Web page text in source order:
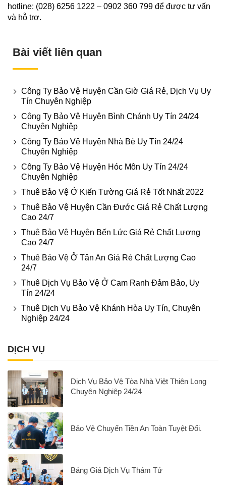
hotline: (028) 6256 1222 – 0902 360 799 để được tư vấn
và hỗ trợ.
Bài viết liên quan
Công Ty Bảo Vệ Huyện Cần Giờ Giá Rẻ, Dịch Vụ Uy
Tín Chuyên Nghiệp
Công Ty Bảo Vệ Huyện Bình Chánh Uy Tín 24/24
Chuyên Nghiệp
Công Ty Bảo Vệ Huyện Nhà Bè Uy Tín 24/24
Chuyên Nghiệp
Công Ty Bảo Vệ Huyện Hóc Môn Uy Tín 24/24
Chuyên Nghiệp
Thuê Bảo Vệ Ở Kiến Tường Giá Rẻ Tốt Nhất 2022
Thuê Bảo Vệ Huyện Cần Đước Giá Rẻ Chất Lượng
Cao 24/7
Thuê Bảo Vệ Huyện Bến Lức Giá Rẻ Chất Lượng
Cao 24/7
Thuê Bảo Vệ Ở Tân An Giá Rẻ Chất Lượng Cao
24/7
Thuê Dịch Vụ Bảo Vệ Ở Cam Ranh Đảm Bảo, Uy
Tín 24/24
Thuê Dịch Vụ Bảo Vệ Khánh Hòa Uy Tín, Chuyên
Nghiệp 24/24
DỊCH VỤ
Dịch Vụ Bảo Vệ Tòa Nhà Việt Thiên Long
Chuyên Nghiệp 24/24
Bảo Vệ Chuyển Tiền An Toàn Tuyệt Đối.
Bảng Giá Dịch Vụ Thám Tử